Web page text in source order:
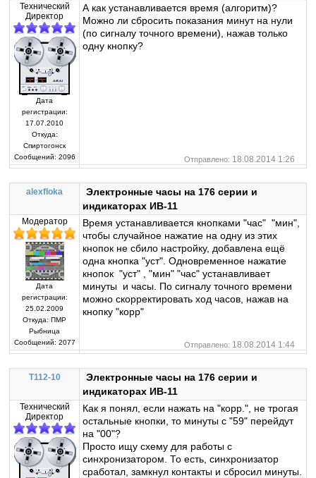
Технический
Директор
Дата
регистрации:
17.07.2010
Откуда:
Спиртогонск
Сообщений: 2096
А как устанавливается время (алгоритм)?
Можно ли сбросить показания минут на нули
(по сигналу точного времени), нажав только
одну кнопку?
Отправлено: 18.08.2014 1:26
alexfloka
Электронные часы на 176 серии и
индикаторах ИВ-11
Модератор
Дата
регистрации:
25.02.2009
Откуда: ПМР
Рыбница
Сообщений: 2077
Время устанавливается кнопками "час" "мин",
чтобы случайное нажатие на одну из этих
кнопок не сбило настройку, добавлена ещё
одна кнопка "уст". Одновременное нажатие
кнопок "уст" , "мин" "час" устанавливает
минуты и часы. По сигналу точного времени
можно скорректировать ход часов, нажав на
кнопку "корр"
Отправлено: 18.08.2014 1:44
T112-10
Электронные часы на 176 серии и
индикаторах ИВ-11
Технический
Директор
Как я понял, если нажать на "корр.", не трогая
остальные кнопки, то минуты с "59" перейдут
на "00"?
Просто ищу схему для работы с
синхронизатором. То есть, синхронизатор
сработал, замкнул контакты и сбросил минуты.